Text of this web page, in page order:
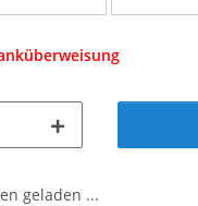
geladen ...